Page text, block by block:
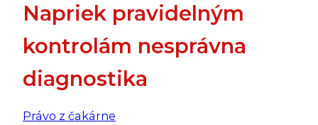
Napriek pravidelným
kontrolám nesprávna
diagnostika
Právo z čakárne